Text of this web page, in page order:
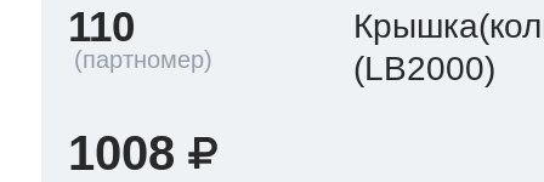
110
(LB2000)
1008